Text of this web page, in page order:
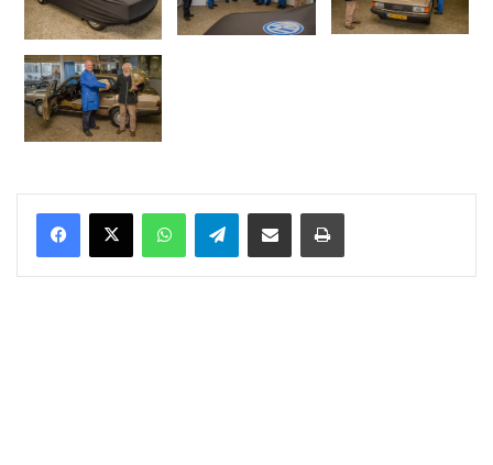
WhatsAppTelegramDelen via Email Print